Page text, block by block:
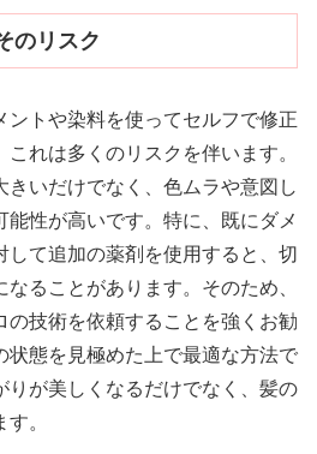
のリスク
ントや染料を使ってセルフで修正
れは多くのリスクを伴います。
きいだけでなく、色ムラや意図し
能性が高いです。特に、既にダメ
して追加の薬剤を使用すると、切
ることがあります。そのため、
の技術を依頼することを強くお勧
状態を見極めた上で最適な方法で
りが美しくなるだけでなく、髪の
。